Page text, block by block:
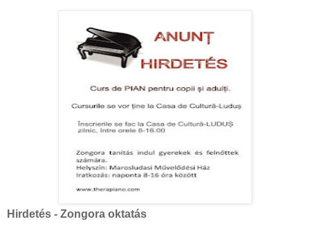
Hirdetés - Zongora oktatás